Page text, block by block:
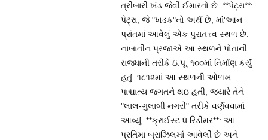
ત્રીબારી ખંડ જેવી ઈમારતો છે. **પેટ્રા**:
પેટ્રા, જે "ખડક"નો અર્થ છે, માં'આન
પ્રાંતમાં આવેલું એક પુરાતત્ત્વ સ્થળ છે.
નાબાતીન પ્રજાએ આ સ્થળને પોતાની
રાજધાની તરીકે ઇ.પૂ. ૧૦૦માં નિર્માણ કર્યું
હતું. ૧૮૧૨માં આ સ્થળની ઓળખ
પાશ્ચાત્ય જગતને થઇ હતી, જ્યારે તેને
"લાલ-ગુલાબી નગરી" તરીકે વર્ણવવામાં
આવ્યું. **ક્રાઈસ્ટ ધ રિડીમર**: આ
પ્રતિમા બ્રાઝિલમાં આવેલી છે અને